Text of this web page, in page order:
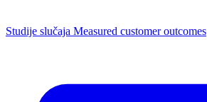
Studije slučaja Measured customer outcomes